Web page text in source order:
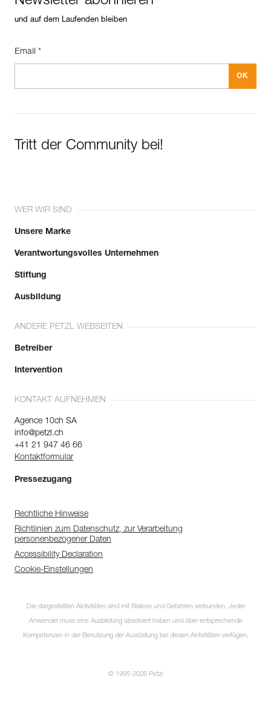
und auf dem Laufenden bleiben
Email *
Tritt der Community bei!
WER WIR SIND
Unsere Marke
Verantwortungsvolles Unternehmen
Stiftung
Ausbildung
ANDERE PETZL WEBSEITEN
Betreiber
Intervention
KONTAKT AUFNEHMEN
Agence 10ch SA
info@petzl.ch
+41 21 947 46 66
Kontaktformular
Pressezugang
Rechtliche Hinweise
Richtlinien zum Datenschutz, zur Verarbeitung
personenbezogener Daten
Accessibility Declaration
Cookie-Einstellungen
Die dargestellten Aktivitäten sind mit Risiken und Gefahren verbunden. Jeder
Anwender muss eine Ausbildung absolviert haben und über entsprechende
Kompetenzen in der Benutzung der Ausrüstung bei diesen Aktivitäten verfügen.
© 1995-2026 Petzl